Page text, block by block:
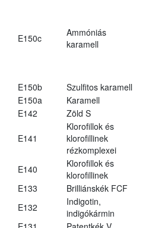
E150c
Ammóniás
karamell
E150b
Szulfitos karamell
E150a
Karamell
E142
Zöld S
E141
Klorofillok és
klorofillinek
rézkomplexei
E140
Klorofillok és
klorofillinek
E133
Brilliánskék FCF
E132
Indigotin,
indigókármin